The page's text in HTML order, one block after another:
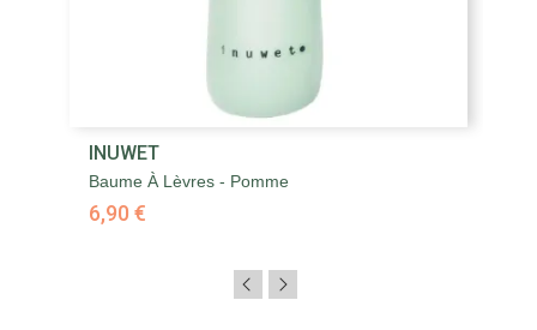
INUWET
Baume À Lèvres - Pomme
6,90 €